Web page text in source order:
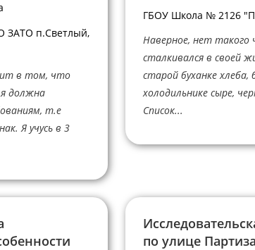
п.Светлый,
в том, что
должна
т.е
Я учусь в 3
ГБОУ Школа № 2126
Наверное, нет такого
сталкивался в своей
старой буханке
холодильнике сыре,
Список...
по улице